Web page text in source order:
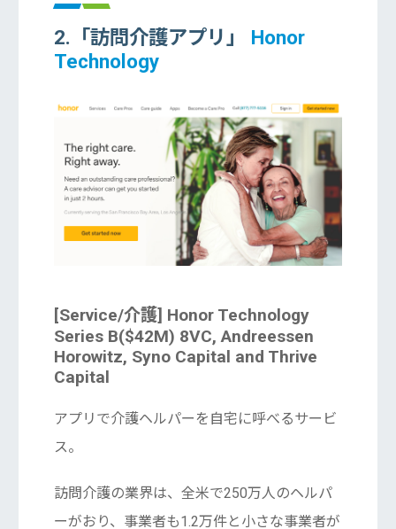
2.「訪問介護アプリ」 Honor
Technology
[Service/介護] Honor Technology
Series B($42M) 8VC, Andreessen
Horowitz, Syno Capital and Thrive
Capital
アプリで介護ヘルパーを自宅に呼べるサービ
ス。
訪問介護の業界は、全米で250万人のヘルパ
ーがおり、事業者も1.2万件と小さな事業者が